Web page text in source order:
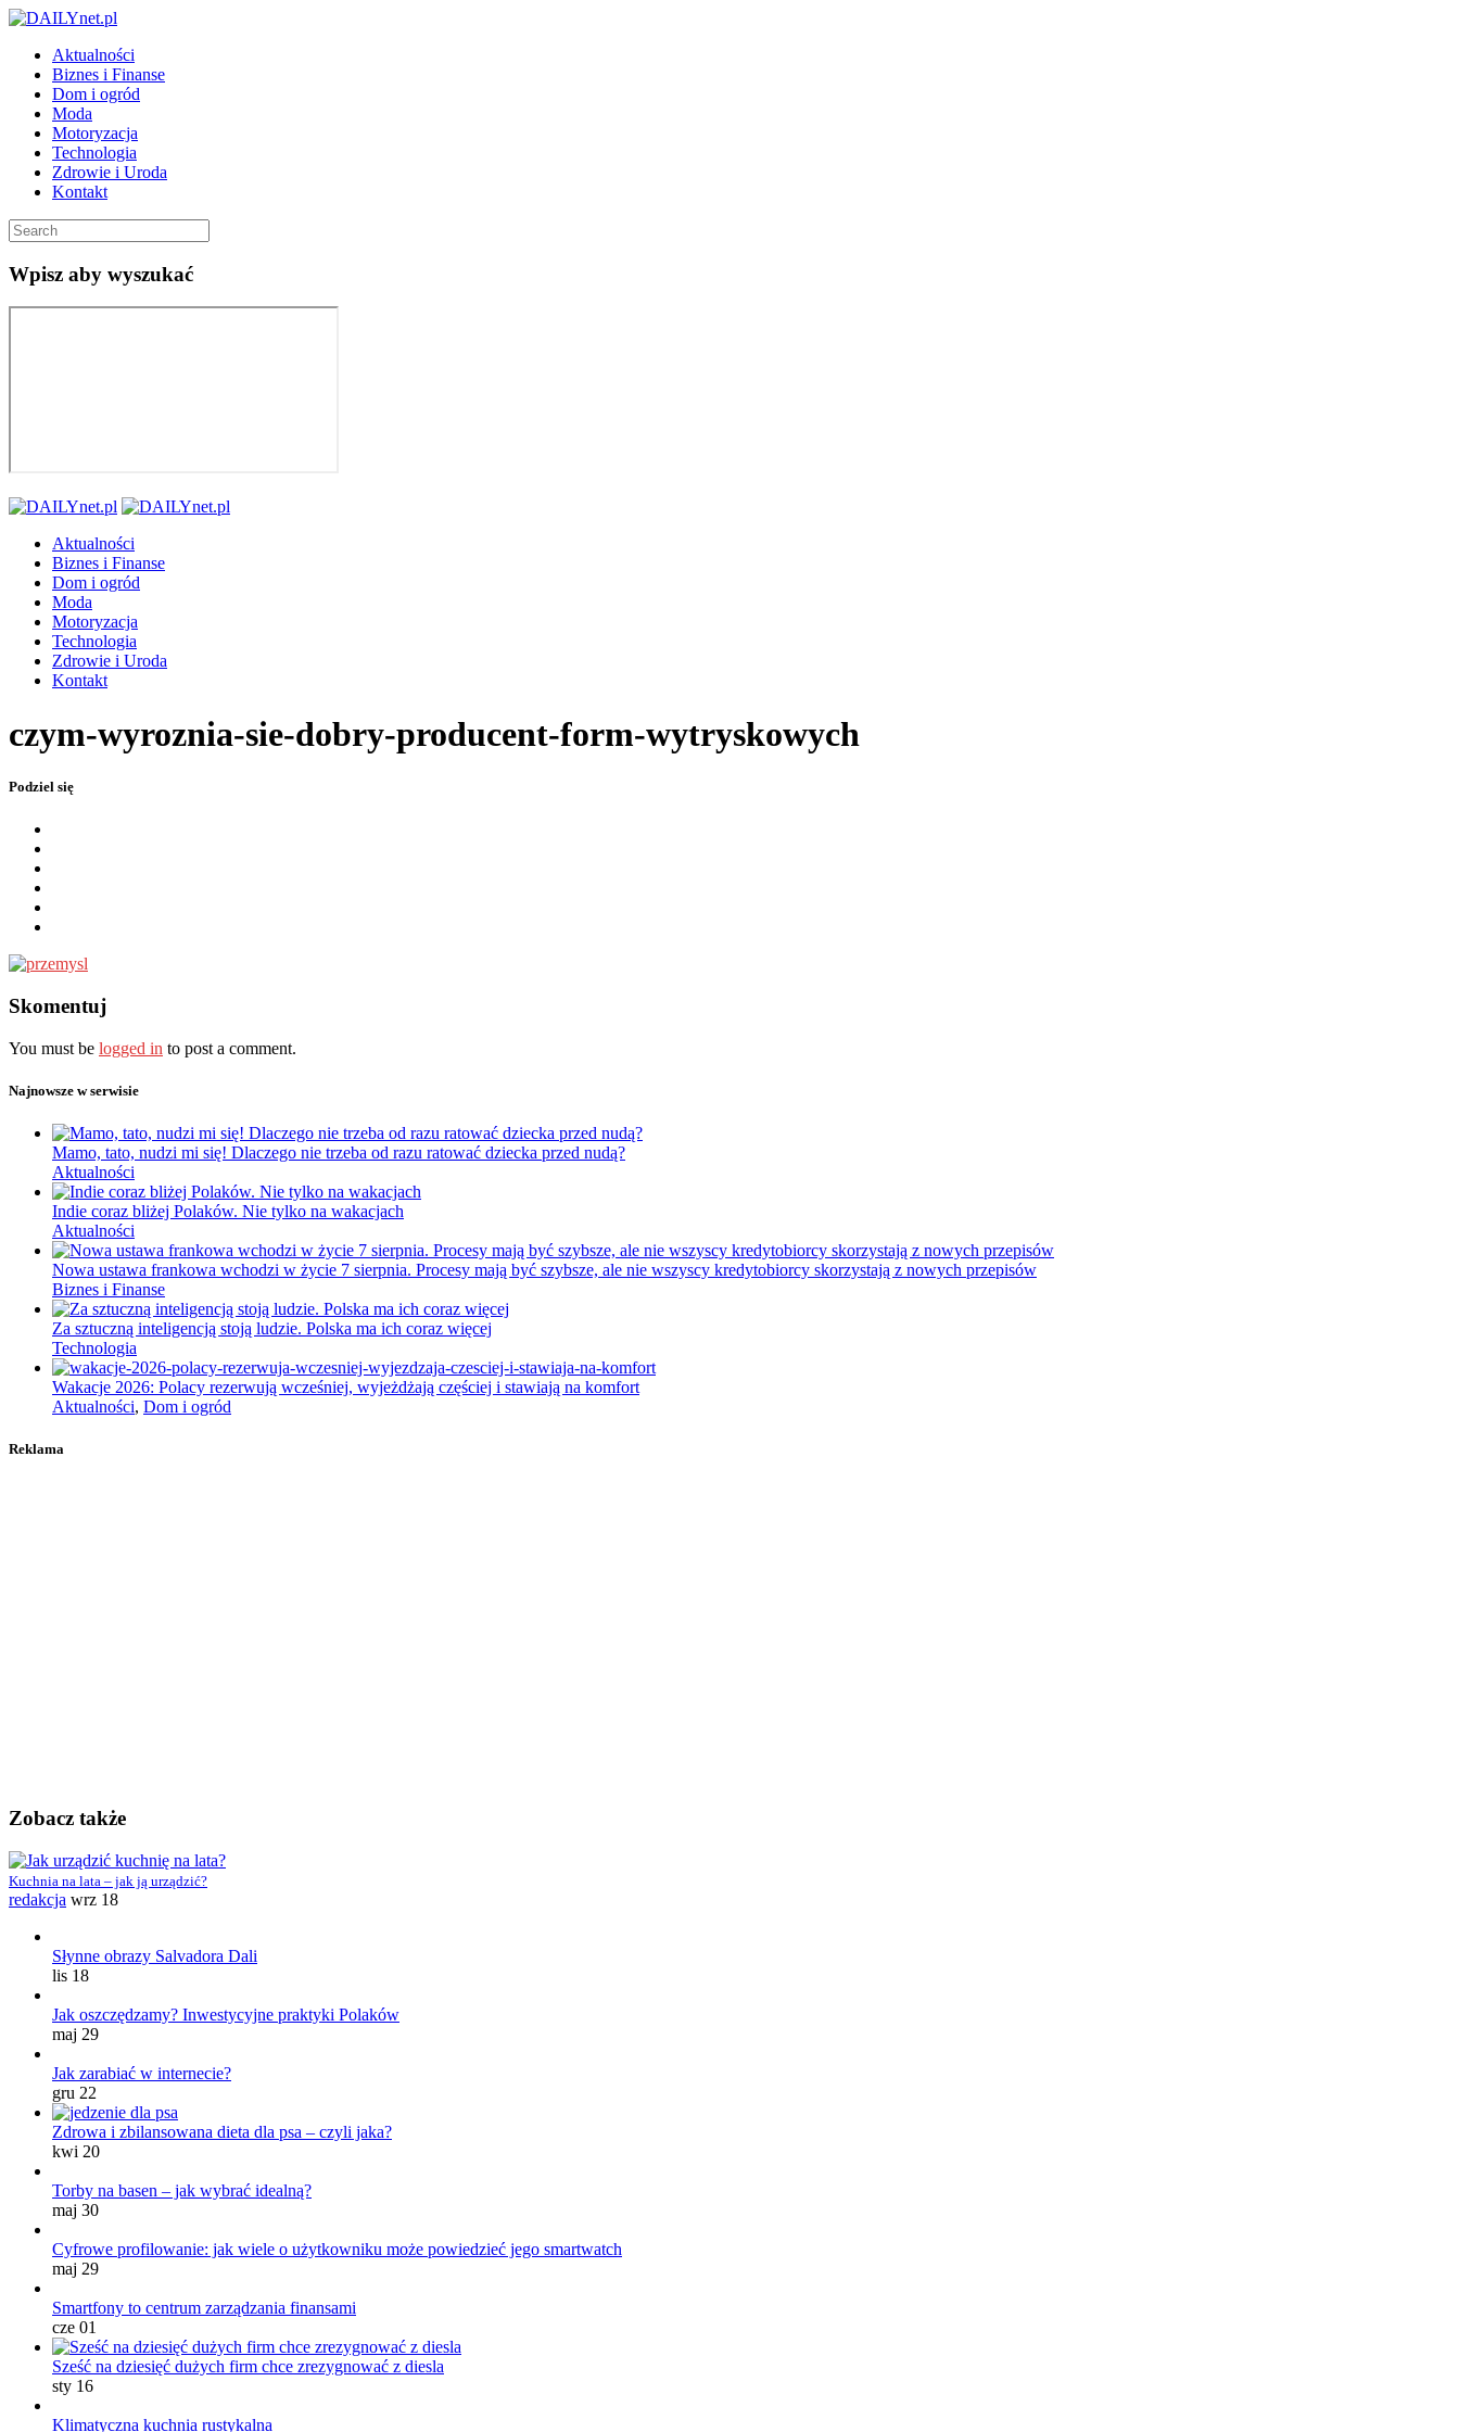
Aktualności
Biznes i Finanse
Dom i ogród
Moda
Motoryzacja
Technologia
Zdrowie i Uroda
Kontakt
Wpisz aby wyszukać
Aktualności
Biznes i Finanse
Dom i ogród
Moda
Motoryzacja
Technologia
Zdrowie i Uroda
Kontakt
czym-wyroznia-sie-dobry-producent-form-wytryskowych
Podziel się
Skomentuj
You must be logged in to post a comment.
Najnowsze w serwisie
Mamo, tato, nudzi mi się! Dlaczego nie trzeba od razu ratować dziecka przed nudą?
Aktualności
Indie coraz bliżej Polaków. Nie tylko na wakacjach
Aktualności
Nowa ustawa frankowa wchodzi w życie 7 sierpnia. Procesy mają być szybsze, ale nie wszyscy kredytobiorcy skorzystają z nowych przepisów
Biznes i Finanse
Za sztuczną inteligencją stoją ludzie. Polska ma ich coraz więcej
Technologia
Wakacje 2026: Polacy rezerwują wcześniej, wyjeżdżają częściej i stawiają na komfort
Aktualności, Dom i ogród
Reklama
Zobacz także
Kuchnia na lata – jak ją urządzić?
redakcja wrz 18
Słynne obrazy Salvadora Dali
lis 18
Jak oszczędzamy? Inwestycyjne praktyki Polaków
maj 29
Jak zarabiać w internecie?
gru 22
Zdrowa i zbilansowana dieta dla psa – czyli jaka?
kwi 20
Torby na basen – jak wybrać idealną?
maj 30
Cyfrowe profilowanie: jak wiele o użytkowniku może powiedzieć jego smartwatch
maj 29
Smartfony to centrum zarządzania finansami
cze 01
Sześć na dziesięć dużych firm chce zrezygnować z diesla
sty 16
Klimatyczna kuchnia rustykalna